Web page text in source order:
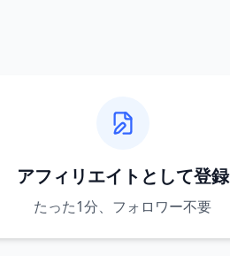
アフィリエイトとして登録
たった1分、フォロワー不要